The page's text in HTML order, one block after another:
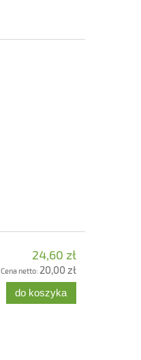
24,60 zł
Cena netto: 20,00 zł
do koszyka